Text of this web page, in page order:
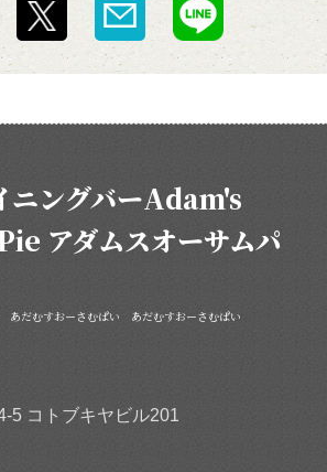
ニングバーAdam's
アダムスオーサムパ
あだむすおーさむぱい あだむすおーさむぱい
5 コトブキヤビル201